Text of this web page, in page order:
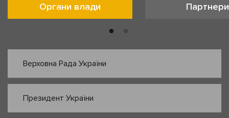
Органи влади Партнери
Верховна Рада України
Президент України